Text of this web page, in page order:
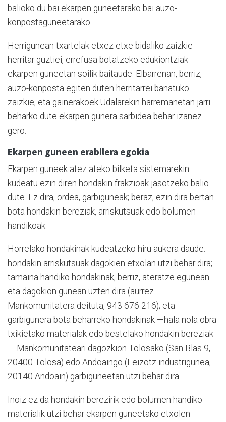
balioko du bai ekarpen guneetarako bai auzo-
konpostaguneetarako.
Herrigunean txartelak etxez etxe bidaliko zaizkie
herritar guztiei, errefusa botatzeko edukiontziak
ekarpen guneetan soilik baitaude. Elbarrenan, berriz,
auzo-konposta egiten duten herritarrei banatuko
zaizkie, eta gainerakoek Udalarekin harremanetan jarri
beharko dute ekarpen gunera sarbidea behar izanez
gero.
Ekarpen guneen erabilera egokia
Ekarpen guneek atez ateko bilketa sistemarekin
kudeatu ezin diren hondakin frakzioak jasotzeko balio
dute. Ez dira, ordea, garbiguneak; beraz, ezin dira bertan
bota hondakin bereziak, arriskutsuak edo bolumen
handikoak.
Horrelako hondakinak kudeatzeko hiru aukera daude:
hondakin arriskutsuak dagokien etxolan utzi behar dira;
tamaina handiko hondakinak, berriz, ateratze egunean
eta dagokion gunean uzten dira (aurrez
Mankomunitatera deituta, 943 676 216); eta
garbigunera bota beharreko hondakinak —hala nola obra
txikietako materialak edo bestelako hondakin bereziak
— Mankomunitateari dagozkion Tolosako (San Blas 9,
20400 Tolosa) edo Andoaingo (Leizotz industrigunea,
20140 Andoain) garbiguneetan utzi behar dira.
Inoiz ez da hondakin berezirik edo bolumen handiko
materialik utzi behar ekarpen guneetako etxolen